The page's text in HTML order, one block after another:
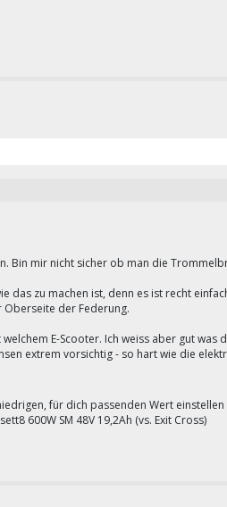
Bin mir nicht sicher ob man die
das zu machen ist, denn es ist recht
Oberseite der Federung.
E-Scooter. Ich weiss aber gut was
extrem vorsichtig - so hart wie die
für dich passenden Wert einstellen
600W SM 48V 19,2Ah (vs. Exit Cross)